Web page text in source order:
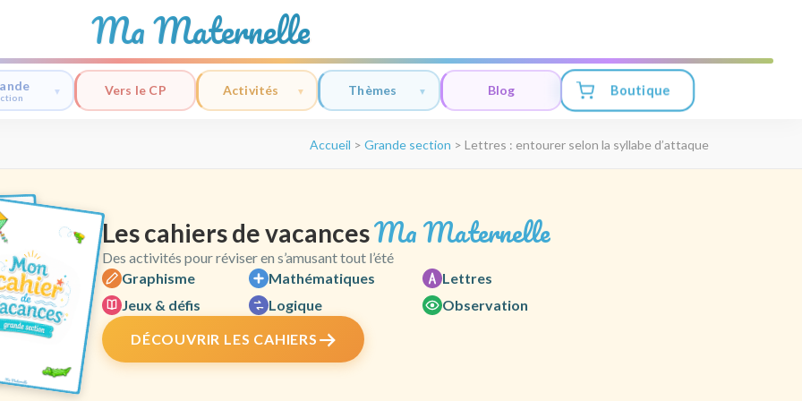
Ma Maternelle
Vers le CP Activités Thèmes Blog Boutique
Accueil > Grande section > Lettres : entourer selon la syllabe d’attaque
Les cahiers de vacancesMa Maternelle
Des activités pour réviser en s’amusant tout l’été
Graphisme
Mathématiques
Lettres
Jeux & défis
Logique
Observation
DÉCOUVRIR LES CAHIERS